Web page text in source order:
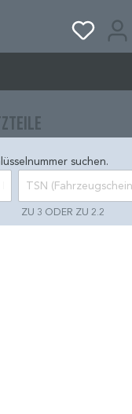
suchen.
ZU 3 ODER ZU 2.2